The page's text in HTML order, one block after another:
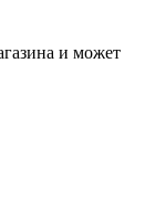
и может